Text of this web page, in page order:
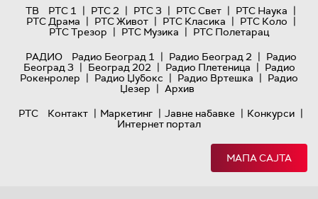
ТВ
РТС 1 | РТС 2 | РТС 3 | РТС Свет | РТС Наука |
РТС Драма | РТС Живот | РТС Класика | РТС Коло |
РТС Трезор | РТС Музика | РТС Полетарац
РАДИО
Радио Београд 1 | Радио Београд 2 | Радио
Београд 3 | Београд 202 | Радио Плетеница | Радио
Рокенролер | Радио Џубокс | Радио Вртешка | Радио
Џезер | Архив
РТС
Контакт | Маркетинг | Јавне набавке | Конкурси |
Интернет портал
МАПА САЈТА